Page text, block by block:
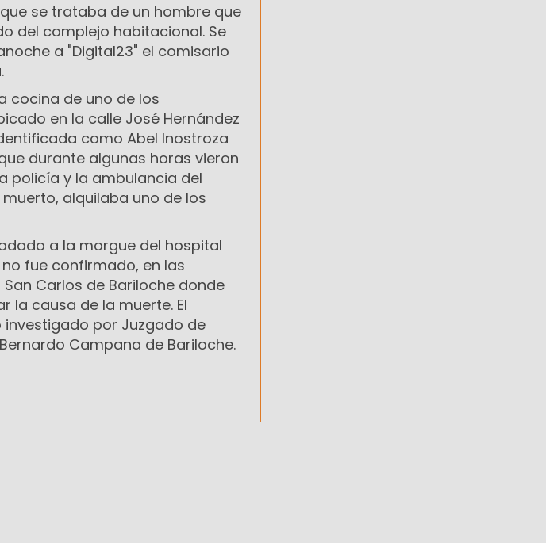
se trataba de un hombre que
del complejo habitacional. Se
a "Digital23" el comisario
cocina de uno de los
en la calle José Hernández
como Abel Inostroza
durante algunas horas vieron
policía y la ambulancia del
alquilaba uno de los
a la morgue del hospital
fue confirmado, en las
Carlos de Bariloche donde
la causa de la muerte. El
por Juzgado de
Campana de Bariloche.